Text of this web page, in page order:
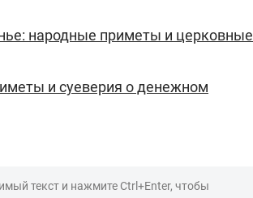
народные приметы и церковные
и суеверия о денежном
текст и нажмите Ctrl+Enter, чтобы